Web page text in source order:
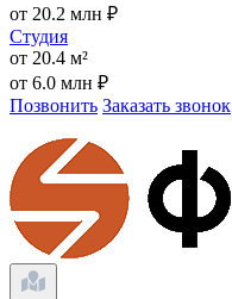
от 20.2 млн ₽
Студия
от 20.4 м²
от 6.0 млн ₽
Позвонить Заказать звонок